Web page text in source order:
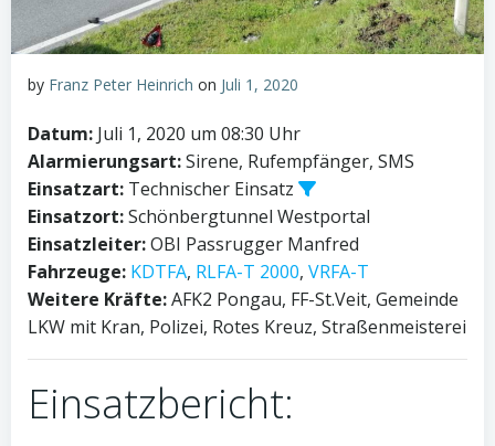
by Franz Peter Heinrich on Juli 1, 2020
Datum: Juli 1, 2020 um 08:30 Uhr
Alarmierungsart:Sirene, Rufempfänger, SMS
Einsatzart: Technischer Einsatz
Einsatzort:Schönbergtunnel Westportal
Einsatzleiter:OBI Passrugger Manfred
Fahrzeuge: KDTFA, RLFA-T 2000, VRFA-T
Weitere Kräfte:AFK2 Pongau, FF-St.Veit, Gemeinde
LKW mit Kran, Polizei, Rotes Kreuz, Straßenmeisterei
Einsatzbericht: